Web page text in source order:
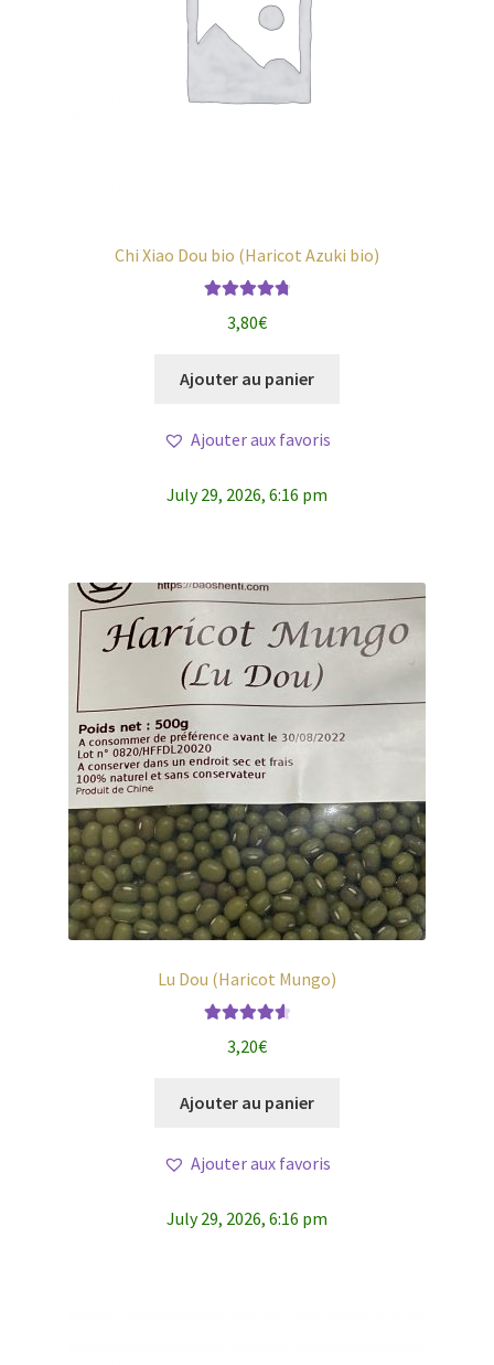
Chi Xiao Dou bio (Haricot Azuki bio)
sur 5
3,80€
Ajouter au panier
Ajouter aux favoris
July 29, 2026, 6:16 pm
Lu Dou (Haricot Mungo)
sur 5
3,20€
Ajouter au panier
Ajouter aux favoris
July 29, 2026, 6:16 pm